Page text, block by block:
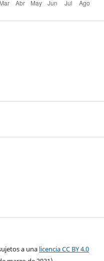
a una licencia CC BY 4.0